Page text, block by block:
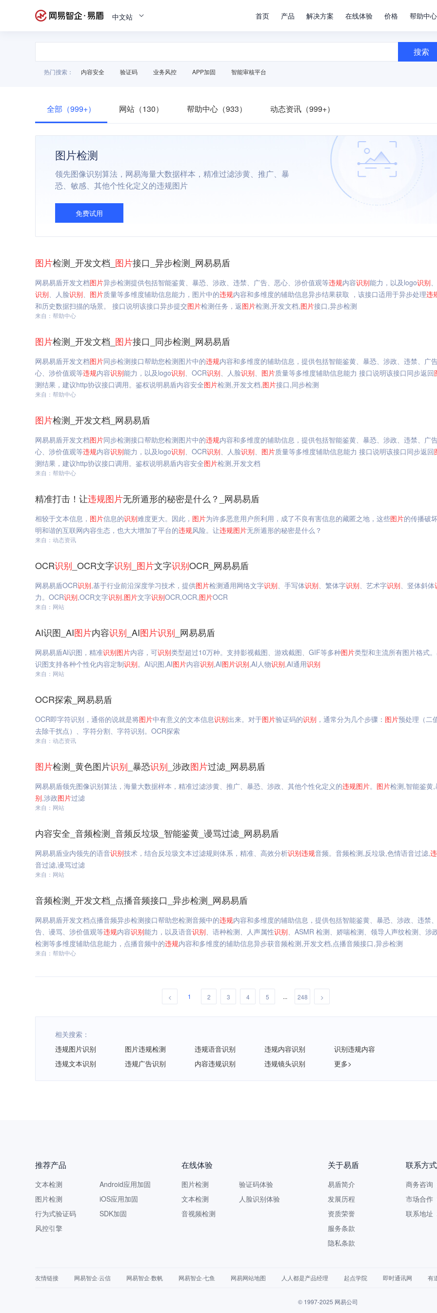
中文站 首页 产品 解决方案 在线体验 价格 帮助中心
搜索
热门搜索： 内容安全 验证码 业务风控 APP加固 智能审核平台
全部（999+） 网站（130） 帮助中心（933） 动态资讯（999+）
图片检测
领先图像识别算法，网易海量大数据样本，精准过滤涉黄、推广、暴
恐、敏感、其他个性化定义的违规图片
免费试用
图片检测_开发文档_ 图片接口_异步检测_网易易盾
网易易盾开发文档图片异步检测提供包括智能鉴黄、暴恐、涉政、违禁、广告、恶心、涉价值观等违规内容识别能力，以及logo识别
识别、人脸识别、 图片质量等多维度辅助信息能力，图片中的违规内容和多维度的辅助信息异步结果获取 ，该接口适用于异步处理违
和历史数据扫描的场景。 接口说明该接口异步提交图片检测任务，返图片检测,开发文档,图片接口,异步检测
来自：帮助中心
图片检测_开发文档_ 图片接口_同步检测_网易易盾
网易易盾开发文档图片同步检测接口帮助您检测图片中的违规内容和多维度的辅助信息，提供包括智能鉴黄、暴恐、涉政、违禁、广
心、涉价值观等违规内容识别能力，以及logo识别、OCR识别、人脸识别、 图片质量等多维度辅助信息能力 接口说明该接口同步返回
测结果，建议http协议接口调用。鉴权说明易盾内容安全图片检测,开发文档,图片接口,同步检测
来自：帮助中心
图片检测_开发文档_网易易盾
网易易盾开发文档图片同步检测接口帮助您检测图片中的违规内容和多维度的辅助信息，提供包括智能鉴黄、暴恐、涉政、违禁、广
心、涉价值观等违规内容识别能力，以及logo识别、OCR识别、人脸识别、 图片质量等多维度辅助信息能力 接口说明该接口同步返回
测结果，建议http协议接口调用。鉴权说明易盾内容安全图片检测,开发文档
来自：帮助中心
精准打击！让违规图片无所遁形的秘密是什么？_网易易盾
相较于文本信息， 图片信息的识别难度更大。因此， 图片为许多恶意用户所利用，成了不良有害信息的藏匿之地，这些图片的传播破
明和谐的互联网内容生态，也大大增加了平台的违规风险。让违规图片无所遁形的秘密是什么？
来自：动态资讯
OCR识别 _OCR文字识别 图片文字识别OCR_网易易盾
网易易盾OCR识别,基于行业前沿深度学习技术，提供图片检测通用网络文字识别、手写体识别、繁体字识别、艺术字识别、竖体斜体
力。OCR识别,OCR文字识别,图片文字识别OCR,OCR,图片OCR
来自：网站
AI识图_AI图片内容识别 _AI图片识别 _网易易盾
网易易盾AI识图，精准识别图片内容，可识别类型超过10万种。支持影视截图、游戏截图、GIF等多种图片类型和主流所有图片格式
识图支持各种个性化内容定制识别。AI识图,AI图片内容识别,AI图片识别,AI人物识别,AI通用识别
来自：网站
OCR探索_网易易盾
OCR即字符识别，通俗的说就是将图片中有意义的文本信息识别出来。对于图片验证码的识别 ，通常分为几个步骤： 图片预处理（二
去除干扰点）、字符分割、字符识别。OCR探索
来自：动态资讯
图片检测_黄色图片识别 _暴恐识别 _涉政图片过滤_网易易盾
网易易盾领先图像识别算法，海量大数据样本，精准过滤涉黄、推广、暴恐、涉政、其他个性化定义的违规图片。 图片检测,智能鉴黄,
别,涉政图片过滤
来自：网站
内容安全_音频检测_音频反垃圾_智能鉴黄_谩骂过滤_网易易盾
网易易盾业内领先的语音识别技术，结合反垃圾文本过滤规则体系，精准、高效分析识别违规音频。音频检测,反垃圾,色情语音过滤,
音过滤,谩骂过滤
来自：网站
音频检测_开发文档_点播音频接口_异步检测_网易易盾
网易易盾开发文档点播音频异步检测接口帮助您检测音频中的违规内容和多维度的辅助信息，提供包括智能鉴黄、暴恐、涉政、违禁
告、谩骂、涉价值观等违规内容识别能力，以及语音识别、语种检测、人声属性识别、ASMR 检测、娇喘检测、领导人声纹检测、涉
检测等多维度辅助信息能力，点播音频中的违规内容和多维度的辅助信息异步获音频检测,开发文档,点播音频接口,异步检测
来自：帮助中心
< 1 2 3 4 5 ... 248 >
相关搜索：
违规图片识别
图片违规检测 违规语音识别 违规内容识别
识别违规内容
违规文本识别
违规广告识别 内容违规识别 违规镜头识别 更多>
推荐产品
文本检测
图片检测
行为式验证码
风控引擎
Android应用加固
iOS应用加固
SDK加固
在线体验
图片检测
文本检测
音视频检测
验证码体验
人脸识别体验
关于易盾
易盾简介
发展历程
资质荣誉
服务条款
隐私条款
联系方式
商务咨询
市场合作
联系地址
友情链接 网易智企·云信 网易智企·数帆 网易智企·七鱼 网易网站地图 人人都是产品经理 起点学院 即时通讯网 有
© 1997-2025 网易公司